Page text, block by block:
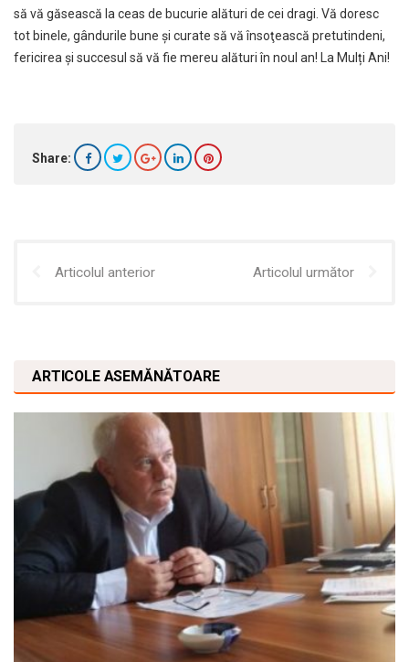
să vă găsească la ceas de bucurie alături de cei dragi. Vă doresc
tot binele, gândurile bune şi curate să vă însoţească pretutindeni,
fericirea şi succesul să vă fie mereu alături în noul an! La Mulți Ani!
Share:
Articolul anterior Articolul următor
ARTICOLE ASEMĂNĂTOARE